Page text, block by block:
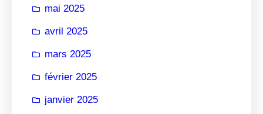
mai 2025
avril 2025
mars 2025
février 2025
janvier 2025